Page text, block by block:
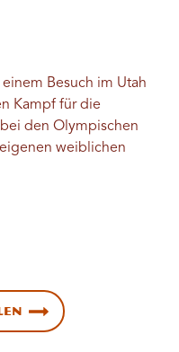
Besuch im Utah
Kampf für die
den Olympischen
weiblichen